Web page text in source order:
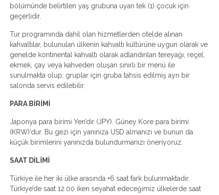
bölümünde belirtilen yaş grubuna uyan tek (1) çocuk için
geçerlidir.
Tur programında dahil olan hizmetlerden otelde alınan
kahvaltılar, bulunulan ülkenin kahvaltı kültürüne uygun olarak ve
genelde kontinental kahvaltı olarak adlandırılan tereyağı, reçel,
ekmek, çay veya kahveden oluşan sınırlı bir menü ile
sunulmakta olup, gruplar için gruba tahsis edilmiş ayrı bir
salonda servis edilebilir.
PARA BİRİMİ
Japonya para birimi Yen’dir (JPY). Güney Kore para birimi
(KRW)’dur. Bu gezi için yanınıza USD almanızı ve bunun da
küçük birimlerini yanınızda bulundurmanızı öneriyoruz.
SAAT DİLİMİ
Türkiye ile her iki ülke arasında +6 saat fark bulunmaktadır.
Türkiye’de saat 12.00 iken seyahat edeceğimiz ülkelerde saat